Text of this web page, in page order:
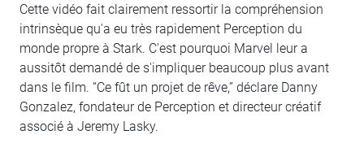
Cette vidéo fait clairement ressortir la compréhension
intrinsèque qu'a eu très rapidement Perception du
monde propre à Stark. C'est pourquoi Marvel leur a
aussitôt demandé de s'impliquer beaucoup plus avant
dans le film. “Ce fût un projet de rêve,” déclare Danny
Gonzalez, fondateur de Perception et directeur créatif
associé à Jeremy Lasky.